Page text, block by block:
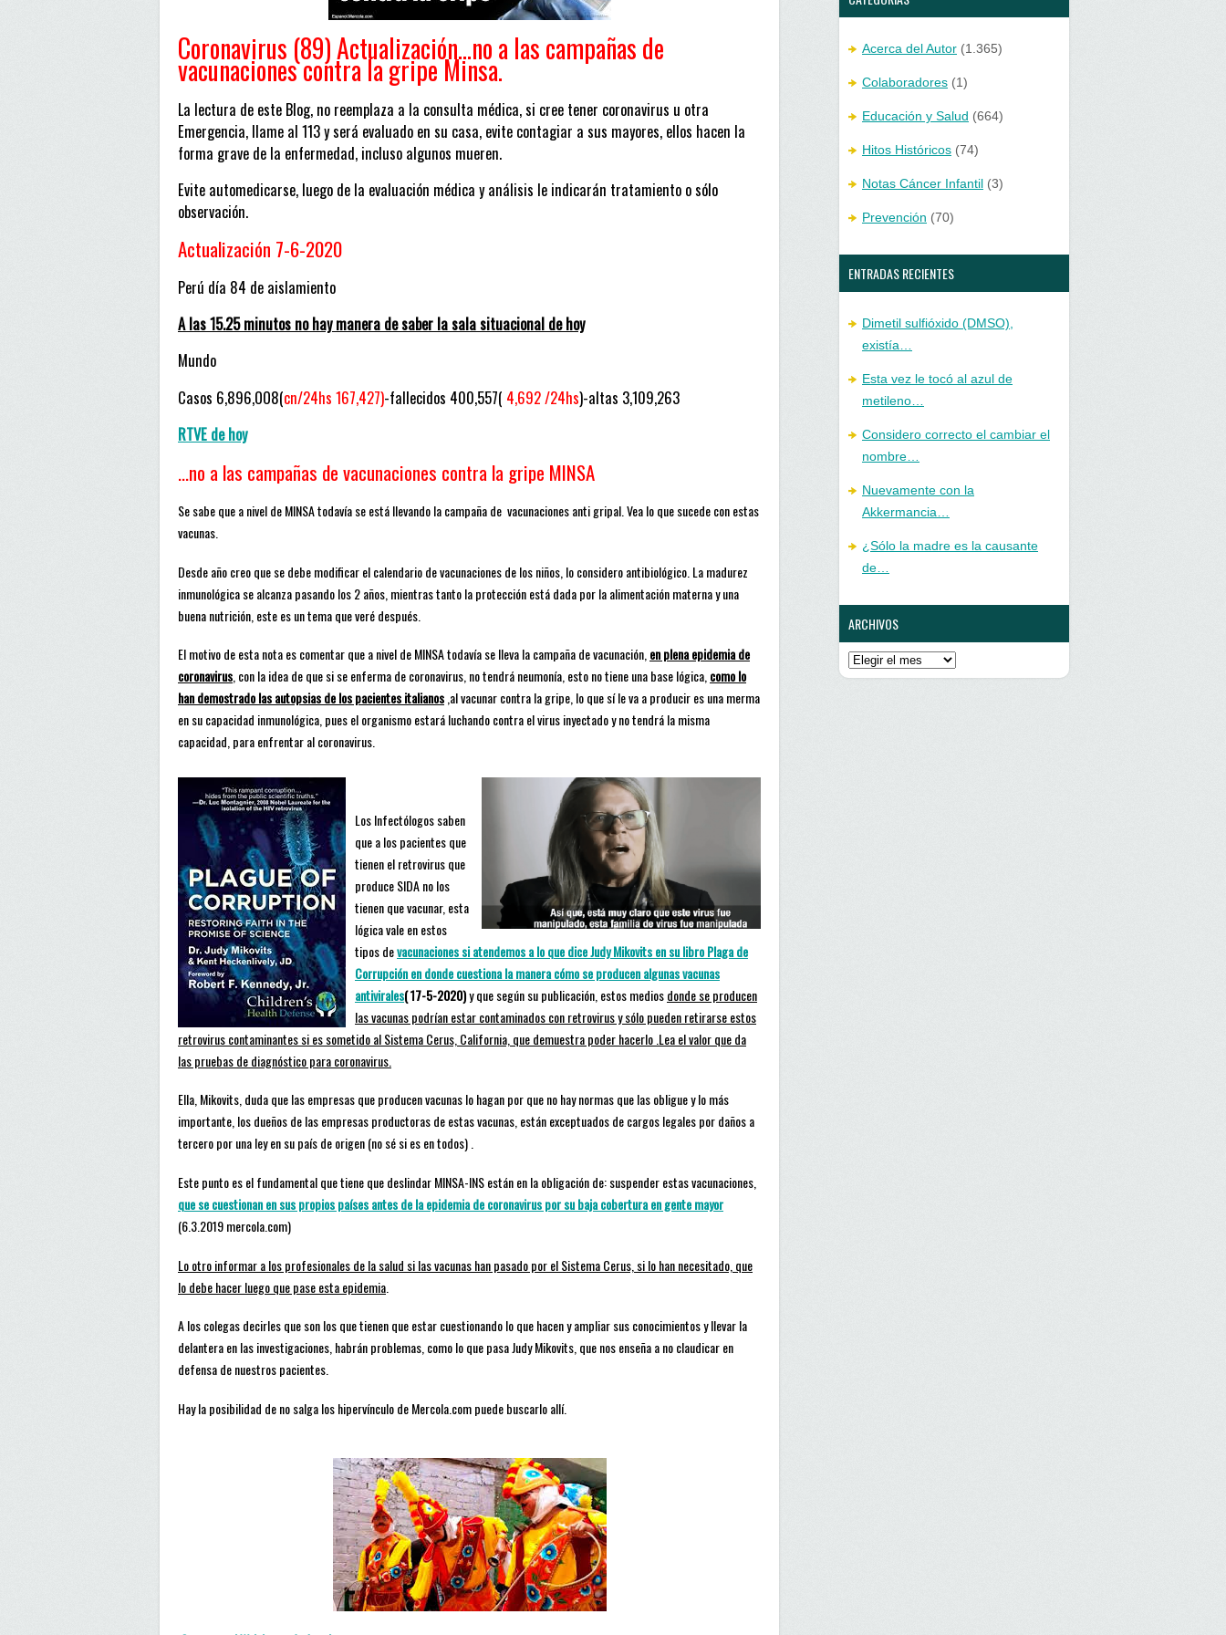
de
vacunas
contra
de
Minsa.
Coronavirus (89) Actualización…no a las campañas de
vacunaciones contra la gripe Minsa.
La lectura de este Blog, no reemplaza a la consulta médica, si cree tener coronavirus u otra
Emergencia, llame al 113 y será evaluado en su casa, evite contagiar a sus mayores, ellos hacen la
forma grave de la enfermedad, incluso algunos mueren.
Evite automedicarse, luego de la evaluación médica y análisis le indicarán tratamiento o sólo
observación.
Actualización 7-6-2020
Perú día 84 de aislamiento
A las 15.25 minutos no hay manera de saber la sala situacional de hoy
Mundo
Casos 6,896,OO8(cn/24hs 167,427)-fallecidos 400,557( 4,692 /24hs)-altas 3,109,263
RTVE de hoy
…no a las campañas de vacunaciones contra la gripe MINSA
Se sabe que a nivel de MINSA todavía se está llevando la campaña de vacunaciones anti gripal. Vea lo que sucede con estas
vacunas.
Desde año creo que se debe modificar el calendario de vacunaciones de los niños, lo considero antibiológico. La madurez
inmunológica se alcanza pasando los 2 años, mientras tanto la protección está dada por la alimentación materna y una
buena nutrición, este es un tema que veré después.
El motivo de esta nota es comentar que a nivel de MINSA todavía se lleva la campaña de vacunación,en plena epidemia de
coronavirus, con la idea de que si se enferma de coronavirus, no tendrá neumonía, esto no tiene una base lógica,como lo
han demostrado las autopsias de los pacientes italianos,al vacunar contra la gripe, lo que sí le va a producir es una merma
en su capacidad inmunológica, pues el organismo estará luchando contra el virus inyectado y no tendrá la misma
capacidad, para enfrentar al coronavirus.
Los Infectólogos saben
que a los pacientes que
tienen el retrovirus que
produce SIDA no los
tienen que vacunar, esta
lógica vale en estos
tipos devacunaciones si atendemos a lo que dice Judy Mikovits en su libro Plaga de
Corrupción en donde cuestiona la manera cómo se producen algunas vacunas
antivirales( 17-5-2020)y que según su publicación, estos mediosdonde se producen
las vacunas podrían estar contaminados con retrovirus y sólo pueden retirarse estos
retrovirus contaminantes si es sometido al Sistema Cerus, California, que demuestra poder hacerlo .Lea el valor que da
las pruebas de diagnóstico para coronavirus.
Ella, Mikovits, duda que las empresas que producen vacunas lo hagan por que no hay normas que las obligue y lo más
importante, los dueños de las empresas productoras de estas vacunas, están exceptuados de cargos legales por daños a
tercero por una ley en su país de origen (no sé si es en todos) .
Este punto es el fundamental que tiene que deslindar MINSA-INS están en la obligación de: suspender estas vacunaciones,
que se cuestionan en sus propios países antes de la epidemia de coronavirus por su baja cobertura en gente mayor
(6.3.2019 mercola.com)
Lo otro informar a los profesionales de la salud si las vacunas han pasado por el Sistema Cerus, si lo han necesitado, que
lo debe hacer luego que pase esta epidemia
A los colegas decirles que son los que tienen que estar cuestionando lo que hacen y ampliar sus conocimientos y llevar la
delantera en las investigaciones, habrán problemas, como lo que pasa Judy Mikovits, que nos enseña a no claudicar en
defensa de nuestros pacientes.
Hay la posibilidad de no salga los hipervínculo de Mercola.com puede buscarlo allí.
Acerca del Autor (1.365)
Colaboradores (1)
Educación y Salud (664)
Hitos Históricos (74)
Notas Cáncer Infantil (3)
Prevención (70)
ENTRADAS RECIENTES
Dimetil sulfióxido (DMSO),
existía…
Esta vez le tocó al azul de
metileno…
Considero correcto el cambiar el
nombre…
Nuevamente con la
Akkermancia…
¿Sólo la madre es la causante
de…
ARCHIVOS
Archivos